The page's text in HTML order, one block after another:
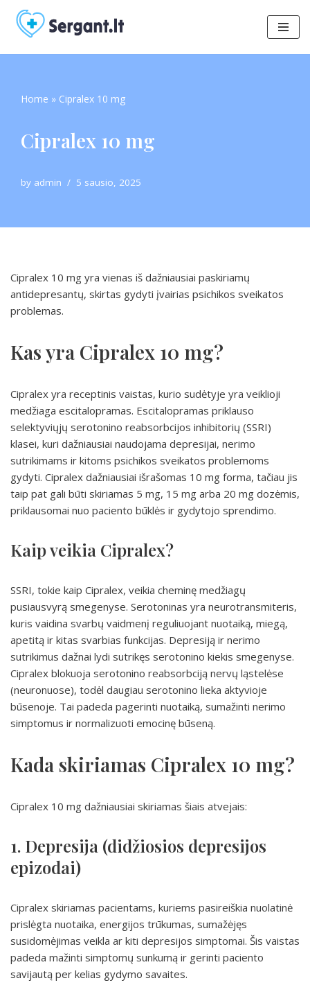
Skip
to
Home » Cipralex 10 mg
Cipralex 10 mg
by admin 5 sausio, 2025
Cipralex 10 mg yra vienas iš dažniausiai paskiriamų
antidepresantų, skirtas gydyti įvairias psichikos sveikatos
problemas.
Kas yra Cipralex 10 mg?
Cipralex yra receptinis vaistas, kurio sudėtyje yra veiklioji
medžiaga escitalopramas. Escitalopramas priklauso
selektyviųjų serotonino reabsorbcijos inhibitorių (SSRI)
klasei, kuri dažniausiai naudojama depresijai, nerimo
sutrikimams ir kitoms psichikos sveikatos problemoms
gydyti. Cipralex dažniausiai išrašomas 10 mg forma, tačiau jis
taip pat gali būti skiriamas 5 mg, 15 mg arba 20 mg dozėmis,
priklausomai nuo paciento būklės ir gydytojo sprendimo.
Kaip veikia Cipralex?
SSRI, tokie kaip Cipralex, veikia cheminę medžiagų
pusiausvyrą smegenyse. Serotoninas yra neurotransmiteris,
kuris vaidina svarbų vaidmenį reguliuojant nuotaiką, miegą,
apetitą ir kitas svarbias funkcijas. Depresiją ir nerimo
sutrikimus dažnai lydi sutrikęs serotonino kiekis smegenyse.
Cipralex blokuoja serotonino reabsorbciją nervų ląstelėse
(neuronuose), todėl daugiau serotonino lieka aktyvioje
būsenoje. Tai padeda pagerinti nuotaiką, sumažinti nerimo
simptomus ir normalizuoti emocinę būseną.
Kada skiriamas Cipralex 10 mg?
Cipralex 10 mg dažniausiai skiriamas šiais atvejais:
1. Depresija (didžiosios depresijos
epizodai)
Cipralex skiriamas pacientams, kuriems pasireiškia nuolatinė
prislėgta nuotaika, energijos trūkumas, sumažėjęs
susidomėjimas veikla ar kiti depresijos simptomai. Šis vaistas
padeda mažinti simptomų sunkumą ir gerinti paciento
savijautą per kelias gydymo savaites.